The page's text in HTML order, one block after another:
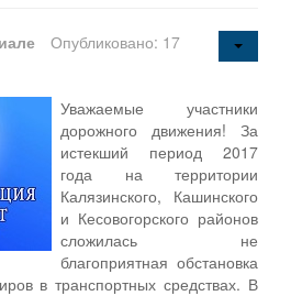
Опубликовано: 17
Уважаемые участники
дорожного движения! За
истекший период 2017
года на территории
Калязинского, Кашинского
и Кесовогорского районов
сложилась не
благоприятная обстановка
в транспортных средствах. В